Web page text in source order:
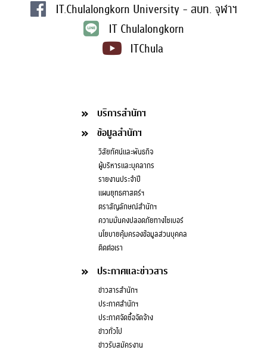
IT.Chulalongkorn University - สบท. จุฬาฯ
IT Chulalongkorn
ITChula
บริการสำนักฯ
ข้อมูลสำนักฯ
วิสัยทัศน์และพันธกิจ
ผู้บริหารและบุคลากร
รายงานประจำปี
แผนยุทธศาสตร์ฯ
ตราสัญลักษณ์สำนักฯ
ความมั่นคงปลอดภัยทางไซเบอร์
นโยบายคุ้มครองข้อมูลส่วนบุคคล
ติดต่อเรา
ประกาศและข่าวสาร
ข่าวสารสำนักฯ
ประกาศสำนักฯ
ประกาศจัดซื้อจัดจ้าง
ข่าวทั่วไป
ข่าวรับสมัครงาน